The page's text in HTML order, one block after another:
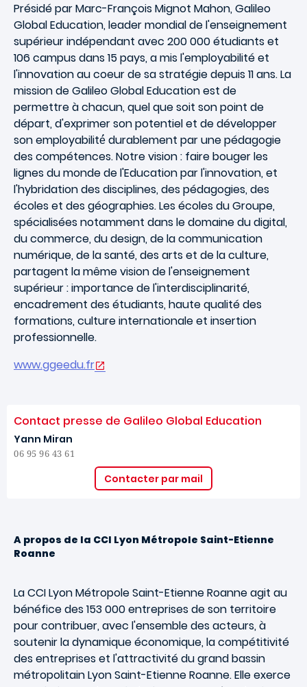
Présidé par Marc-François Mignot Mahon, Galileo
Global Education, leader mondial de l'enseignement
supérieur indépendant avec 200 000 étudiants et
106 campus dans 15 pays, a mis l'employabilité et
l'innovation au coeur de sa stratégie depuis 11 ans. La
mission de Galileo Global Education est de
permettre à chacun, quel que soit son point de
départ, d'exprimer son potentiel et de développer
son employabilité́ durablement par une pédagogie
des compétences. Notre vision : faire bouger les
lignes du monde de l'Education par l'innovation, et
l'hybridation des disciplines, des pédagogies, des
écoles et des géographies. Les écoles du Groupe,
spécialisées notamment dans le domaine du digital,
du commerce, du design, de la communication
numérique, de la santé, des arts et de la culture,
partagent la même vision de l'enseignement
supérieur : importance de l'interdisciplinarité,
encadrement des étudiants, haute qualité des
formations, culture internationale et insertion
professionnelle.
www.ggeedu.fr
Contact presse de Galileo Global Education
Yann Miran
06 95 96 43 61
Contacter par mail
A propos de la CCI Lyon Métropole Saint-Etienne
Roanne
La CCI Lyon Métropole Saint-Etienne Roanne agit au
bénéfice des 153 000 entreprises de son territoire
pour contribuer, avec l'ensemble des acteurs, à
soutenir la dynamique économique, la compétitivité
des entreprises et l'attractivité du grand bassin
métropolitain Lyon Saint-Etienne Roanne. Elle exerce